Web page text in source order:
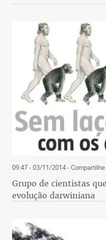
09:47 - 03/11/2014- Compartilhe
Grupo de cientistas
evolução darwiniana